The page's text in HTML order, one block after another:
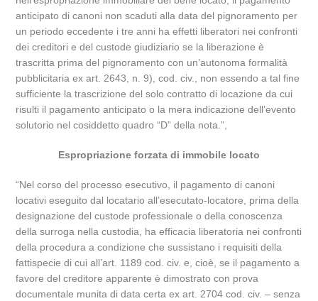
anticipato di canoni non scaduti alla data del pignoramento per
un periodo eccedente i tre anni ha effetti liberatori nei confronti
dei creditori e del custode giudiziario se la liberazione è
trascritta prima del pignoramento con un’autonoma formalità
pubblicitaria ex art. 2643, n. 9), cod. civ., non essendo a tal fine
sufficiente la trascrizione del solo contratto di locazione da cui
risulti il pagamento anticipato o la mera indicazione dell’evento
solutorio nel cosiddetto quadro “D” della nota.”,
Espropriazione forzata di immobile locato
“Nel corso del processo esecutivo, il pagamento di canoni
locativi eseguito dal locatario all’esecutato-locatore, prima della
designazione del custode professionale o della conoscenza
della surroga nella custodia, ha efficacia liberatoria nei confronti
della procedura a condizione che sussistano i requisiti della
fattispecie di cui all’art. 1189 cod. civ. e, cioè, se il pagamento a
favore del creditore apparente è dimostrato con prova
documentale munita di data certa ex art. 2704 cod. civ. – senza